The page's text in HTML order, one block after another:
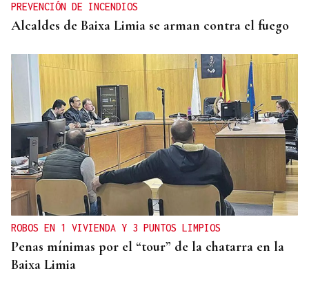
PREVENCIÓN DE INCENDIOS
Alcaldes de Baixa Limia se arman contra el fuego
ROBOS EN 1 VIVIENDA Y 3 PUNTOS LIMPIOS
Penas mínimas por el “tour” de la chatarra en la
Baixa Limia